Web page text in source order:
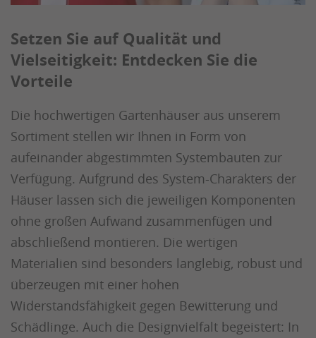
Setzen Sie auf Qualität und
Vielseitigkeit: Entdecken Sie die
Vorteile
Die hochwertigen Gartenhäuser aus unserem
Sortiment stellen wir Ihnen in Form von
aufeinander abgestimmten Systembauten zur
Verfügung. Aufgrund des System-Charakters der
Häuser lassen sich die jeweiligen Komponenten
ohne großen Aufwand zusammenfügen und
abschließend montieren. Die wertigen
Materialien sind besonders langlebig, robust und
überzeugen mit einer hohen
Widerstandsfähigkeit gegen Bewitterung und
Schädlinge. Auch die Designvielfalt begeistert: In